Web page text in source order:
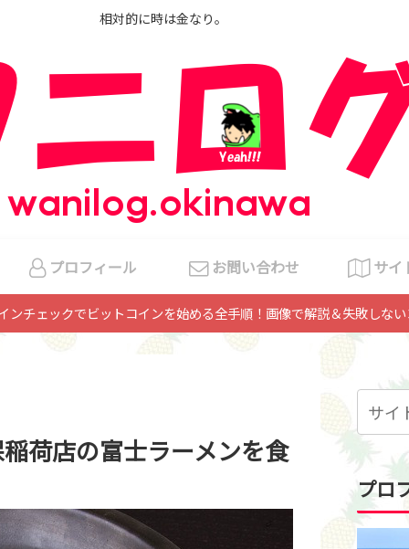
相対的に時は金なり。
プロフィール お問い合わせ サイ
ンチェックでビットコインを始める全手順！画像で解説＆失敗しな
荷店の富士ラーメンを食
プロ